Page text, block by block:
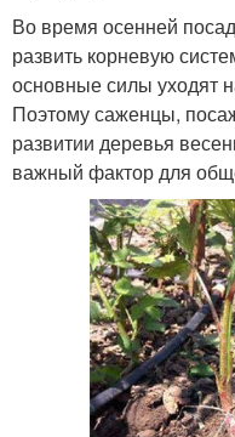
Во время осенней
развить корневую
основные силы уходят
Поэтому саженцы,
развитии деревья
важный фактор для